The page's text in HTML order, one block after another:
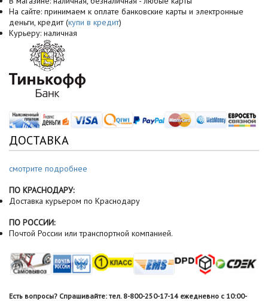
На сайте: принимаем к оплате банковские карты и электронные
деньги, кредит (купи в кредит)
Курьеру: наличная
ДОСТАВКА
смотрите подробнее
ПО КРАСНОДАРУ:
Доставка курьером по Краснодару
ПО РОССИИ:
Почтой России или транспортной компанией.
Есть вопросы? Спрашивайте: тел. 8-800-250-17-14 ежедневно с 10:00-